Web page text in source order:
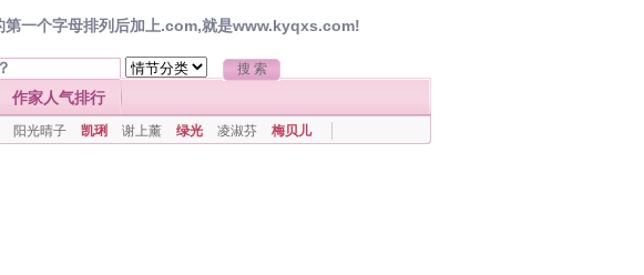
第一个字母排列后加上.com,就是www.kyqxs.com!
作家人气排行
阳光晴子 凯琍 谢上薰 绿光 凌淑芬 梅贝儿